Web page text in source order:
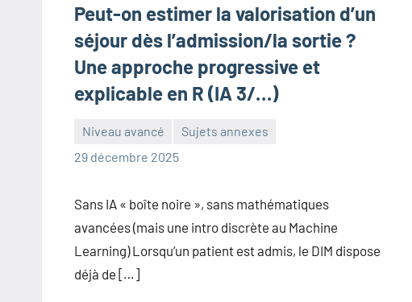
Peut-on estimer la valorisation d’un
séjour dès l’admission/la sortie ?
Une approche progressive et
explicable en R (IA 3/…)
Niveau avancé
Sujets annexes
29 décembre 2025
Frédéric
Aucun
Sans IA « boîte noire », sans mathématiques
avancées (mais une intro discrète au Machine
Learning) Lorsqu’un patient est admis, le DIM dispose
déjà de […]